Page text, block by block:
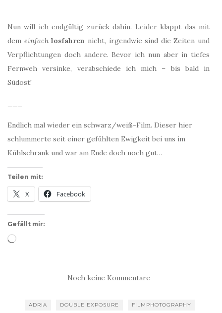
Nun will ich endgültig zurück dahin. Leider klappt das mit
dem einfach losfahren nicht, irgendwie sind die Zeiten und
Verpflichtungen doch andere. Bevor ich nun aber in tiefes
Fernweh versinke, verabschiede ich mich – bis bald in
Südost!
Endlich mal wieder ein schwarz/weiß-Film. Dieser hier
schlummerte seit einer gefühlten Ewigkeit bei uns im
Kühlschrank und war am Ende doch noch gut…
Teilen mit:
X Facebook
Gefällt mir:
Wird
Noch keine Kommentare
ADRIA DOUBLE EXPOSURE FILMPHOTOGRAPHY